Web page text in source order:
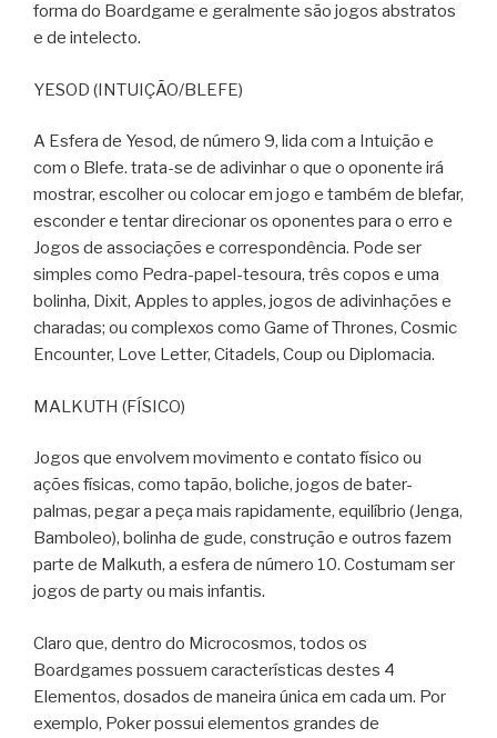
forma do Boardgame e geralmente são jogos abstratos
e de intelecto.
YESOD (INTUIÇÃO/BLEFE)
A Esfera de Yesod, de número 9, lida com a Intuição e
com o Blefe. trata-se de adivinhar o que o oponente irá
mostrar, escolher ou colocar em jogo e também de blefar,
esconder e tentar direcionar os oponentes para o erro e
Jogos de associações e correspondência. Pode ser
simples como Pedra-papel-tesoura, três copos e uma
bolinha, Dixit, Apples to apples, jogos de adivinhações e
charadas; ou complexos como Game of Thrones, Cosmic
Encounter, Love Letter, Citadels, Coup ou Diplomacia.
MALKUTH (FÍSICO)
Jogos que envolvem movimento e contato físico ou
ações físicas, como tapão, boliche, jogos de bater-
palmas, pegar a peça mais rapidamente, equilíbrio (Jenga,
Bamboleo), bolinha de gude, construção e outros fazem
parte de Malkuth, a esfera de número 10. Costumam ser
jogos de party ou mais infantis.
Claro que, dentro do Microcosmos, todos os
Boardgames possuem características destes 4
Elementos, dosados de maneira única em cada um. Por
exemplo, Poker possui elementos grandes de